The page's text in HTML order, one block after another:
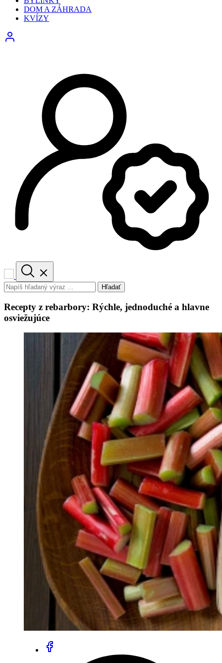
DOM A ZÁHRADA
KVÍZY
Hľadať
Recepty z rebarbory: Rýchle, jednoduché a hlavne
osviežujúce